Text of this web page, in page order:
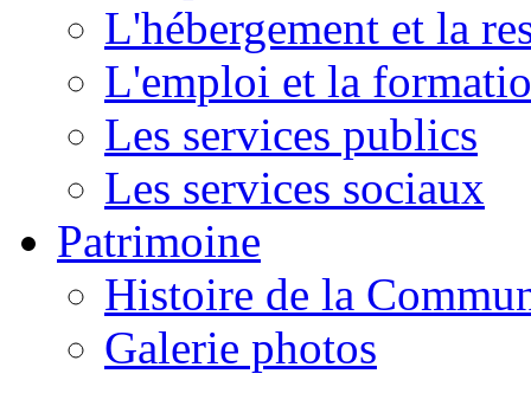
L'hébergement et la
L'emploi et la
Les services publics
Les services sociaux
Patrimoine
Histoire de la
Galerie photos